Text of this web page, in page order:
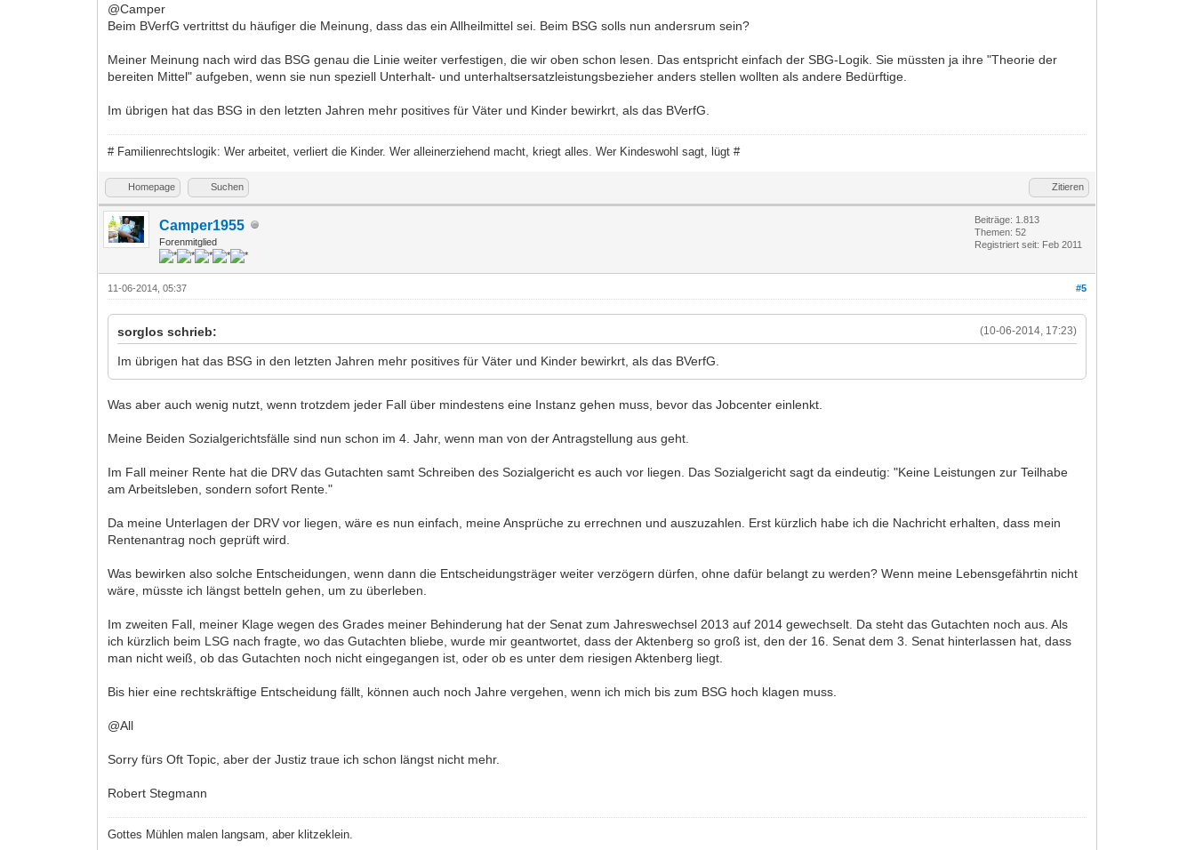
@Camper
Beim BVerfG vertrittst du häufiger die Meinung, dass das ein Allheilmittel sei. Beim BSG solls nun andersrum sein?
Meiner Meinung nach wird das BSG genau die Linie weiter verfestigen, die wir oben schon lesen. Das entspricht einfach der SBG-Logik. Sie müssten ja ihre "Theorie der
bereiten Mittel" aufgeben, wenn sie nun speziell Unterhalt- und unterhaltsersatzleistungsbezieher anders stellen wollten als andere Bedürftige.
Im übrigen hat das BSG in den letzten Jahren mehr positives für Väter und Kinder bewirkrt, als das BVerfG.
# Familienrechtslogik: Wer arbeitet, verliert die Kinder. Wer alleinerziehend macht, kriegt alles. Wer Kindeswohl sagt, lügt #
Homepage Suchen Zitieren
Camper1955
Forenmitglied
Beiträge: 1.813
Themen: 52
Registriert seit: Feb 2011
#5
11-06-2014, 05:37
(10-06-2014, 17:23)
sorglos schrieb:
Im übrigen hat das BSG in den letzten Jahren mehr positives für Väter und Kinder bewirkrt, als das BVerfG.
Was aber auch wenig nutzt, wenn trotzdem jeder Fall über mindestens eine Instanz gehen muss, bevor das Jobcenter einlenkt.
Meine Beiden Sozialgerichtsfälle sind nun schon im 4. Jahr, wenn man von der Antragstellung aus geht.
Im Fall meiner Rente hat die DRV das Gutachten samt Schreiben des Sozialgericht es auch vor liegen. Das Sozialgericht sagt da eindeutig: "Keine Leistungen zur Teilhabe
am Arbeitsleben, sondern sofort Rente."
Da meine Unterlagen der DRV vor liegen, wäre es nun einfach, meine Ansprüche zu errechnen und auszuzahlen. Erst kürzlich habe ich die Nachricht erhalten, dass mein
Rentenantrag noch geprüft wird.
Was bewirken also solche Entscheidungen, wenn dann die Entscheidungsträger weiter verzögern dürfen, ohne dafür belangt zu werden? Wenn meine Lebensgefährtin nicht
wäre, müsste ich längst betteln gehen, um zu überleben.
Im zweiten Fall, meiner Klage wegen des Grades meiner Behinderung hat der Senat zum Jahreswechsel 2013 auf 2014 gewechselt. Da steht das Gutachten noch aus. Als
ich kürzlich beim LSG nach fragte, wo das Gutachten bliebe, wurde mir geantwortet, dass der Aktenberg so groß ist, den der 16. Senat dem 3. Senat hinterlassen hat, dass
man nicht weiß, ob das Gutachten noch nicht eingegangen ist, oder ob es unter dem riesigen Aktenberg liegt.
Bis hier eine rechtskräftige Entscheidung fällt, können auch noch Jahre vergehen, wenn ich mich bis zum BSG hoch klagen muss.
@All
Sorry fürs Oft Topic, aber der Justiz traue ich schon längst nicht mehr.
Robert Stegmann
Gottes Mühlen malen langsam, aber klitzeklein.